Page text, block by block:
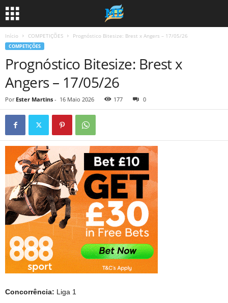
Início COMPETIÇÕES Prognóstico Bitesize: Brest x Angers – 17/05/26
COMPETIÇÕES
Prognóstico Bitesize: Brest x
Angers – 17/05/26
Por Ester Martins - 16 Maio 2026 177 0
Concorrência: Liga 1